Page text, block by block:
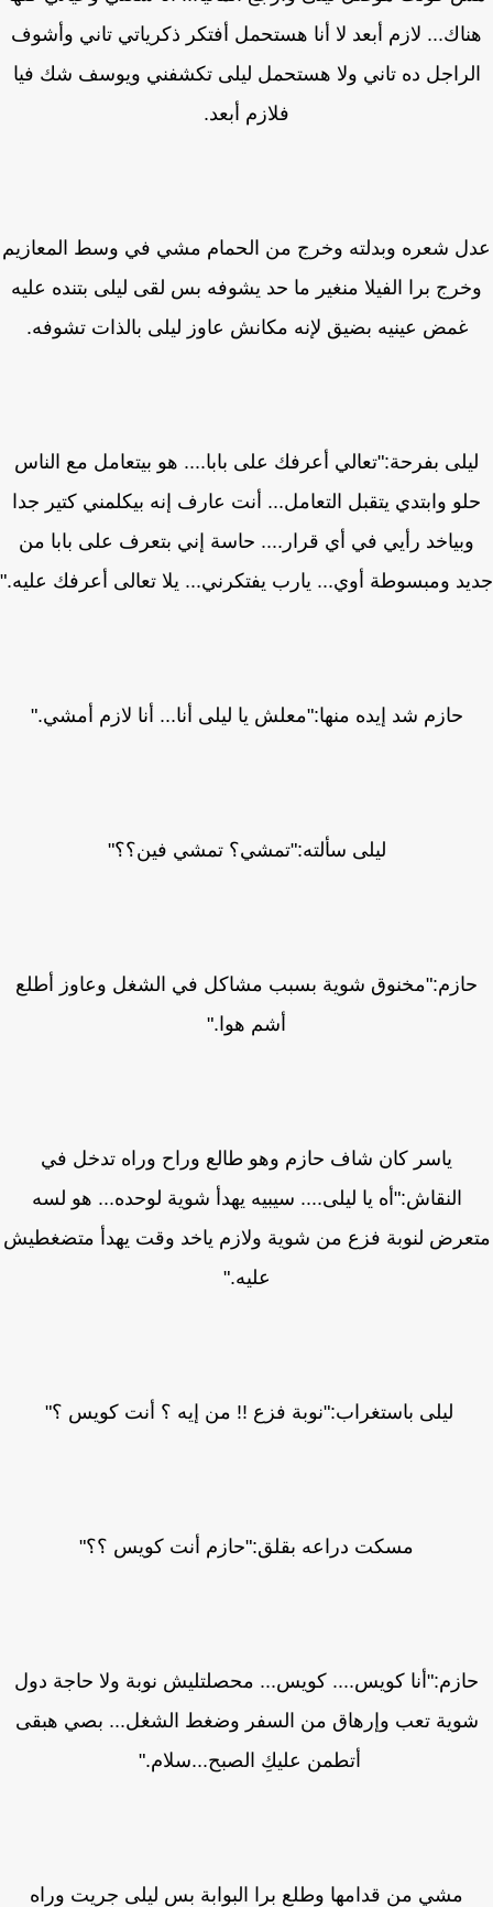
لازم أبعد لا أنا هستحمل أفتكر ذكرياتي تاني وأشوف
ده تاني ولا هستحمل ليلى تكشفني ويوسف شك فيا
فلازم أبعد.
شعره وبدلته وخرج من الحمام مشي في وسط المعازيم
برا الفيلا منغير ما حد يشوفه بس لقى ليلى بتنده عليه
غمض عينيه بضيق لإنه مكانش عاوز ليلى بالذات تشوفه.
بفرحة:"تعالي أعرفك على بابا.... هو بيتعامل مع الناس
وابتدي يتقبل التعامل... أنت عارف إنه بيكلمني كتير جدا
وبياخد رأيي في أي قرار.... حاسة إني بتعرف على بابا من
ومبسوطة أوي... يارب يفتكرني... يلا تعالى أعرفك عليه."
حازم شد إيده منها:"معلش يا ليلى أنا... أنا لازم أمشي."
ليلى سألته:"تمشي؟ تمشي فين؟؟"
شوية بسبب مشاكل في الشغل وعاوز أطلع
أشم هوا."
ياسر كان شاف حازم وهو طالع وراح وراه تدخل في
النقاش:"أه يا ليلى.... سيبيه يهدأ شوية لوحده... هو لسه
لنوبة فزع من شوية ولازم ياخد وقت يهدأ متضغطيش
عليه."
ليلى باستغراب:"نوبة فزع !! من إيه ؟ أنت كويس ؟"
مسكت دراعه بقلق:"حازم أنت كويس ؟؟"
كويس.... كويس... محصلتليش نوبة ولا حاجة دول
تعب وإرهاق من السفر وضغط الشغل... بصي هبقى
أتطمن عليكِ الصبح...سلام."
مشي من قدامها وطلع برا البوابة بس ليلى جريت وراه